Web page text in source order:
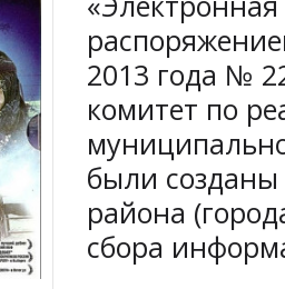
2013 года №
комитет по
были
района
сбора